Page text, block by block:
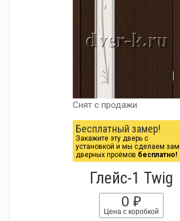
Снят с продажи
Бесплатный замер!
Закажите эту дверь с
установкой и мы сделаем
дверных проёмов бесплатно!
Глейс-1 Twig
0 ₽
Цена с коробкой